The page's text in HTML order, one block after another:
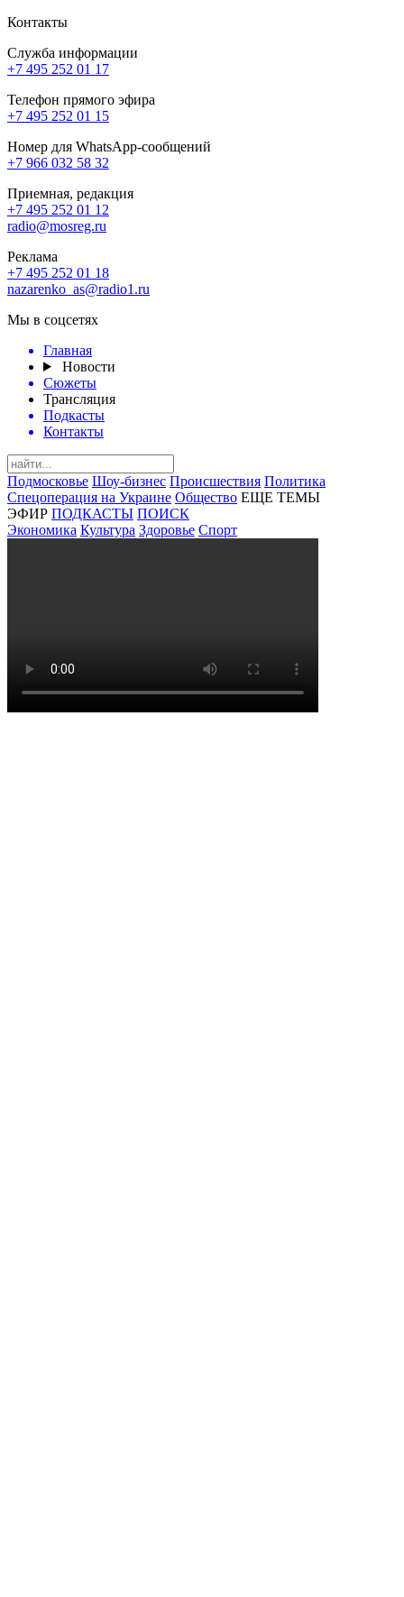
Контакты
Служба информации
+7 495 252 01 17
Телефон прямого эфира
+7 495 252 01 15
Номер для WhatsApp-сообщений
+7 966 032 58 32
Приемная, редакция
+7 495 252 01 12
radio@mosreg.ru
Реклама
+7 495 252 01 18
nazarenko_as@radio1.ru
Мы в соцсетях
Главная
Новости
Сюжеты
Трансляция
Подкасты
Контакты
Подмосковье Шоу-бизнес Происшествия Политика
Спецоперация на Украине Общество ЕЩЕ ТЕМЫ
ЭФИР ПОДКАСТЫ ПОИСК
Экономика Культура Здоровье Спорт